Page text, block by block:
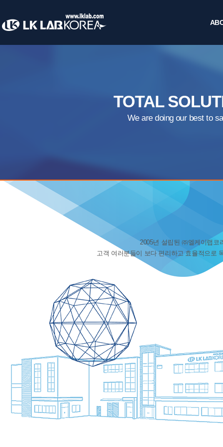
TOTAL
We are doing our best to
2005년 설립된 ㈜엘케이랩코
고객 여러분들이 보다 편리하고 효율적으로